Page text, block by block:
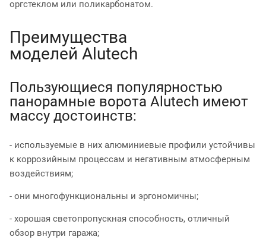
оргстеклом или поликарбонатом.
Преимущества
моделей Alutech
Пользующиеся популярностью
панорамные ворота Alutech имеют
массу достоинств:
- используемые в них алюминиевые профили устойчивы
к коррозийным процессам и негативным атмосферным
воздействиям;
- они многофункциональны и эргономичны;
- хорошая светопропускная способность, отличный
обзор внутри гаража;